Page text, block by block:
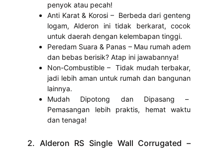
penyok atau pecah!
Anti Karat & Korosi – Berbeda dari genteng
logam, Alderon ini tidak berkarat, cocok
untuk daerah dengan kelembapan tinggi.
Peredam Suara & Panas – Mau rumah adem
dan bebas berisik? Atap ini jawabannya!
Non-Combustible – Tidak mudah terbakar,
jadi lebih aman untuk rumah dan bangunan
lainnya.
Mudah Dipotong dan Dipasang –
Pemasangan lebih praktis, hemat waktu
dan tenaga!
2. Alderon RS Single Wall Corrugated –